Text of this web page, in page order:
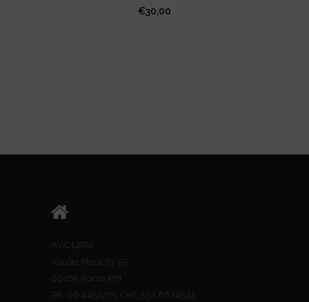
€30,00
AVIOLIBRI
Via dei Marsi 53-55
00185 Roma RM
Tel. 06.4452275; Cell. 334.8824545